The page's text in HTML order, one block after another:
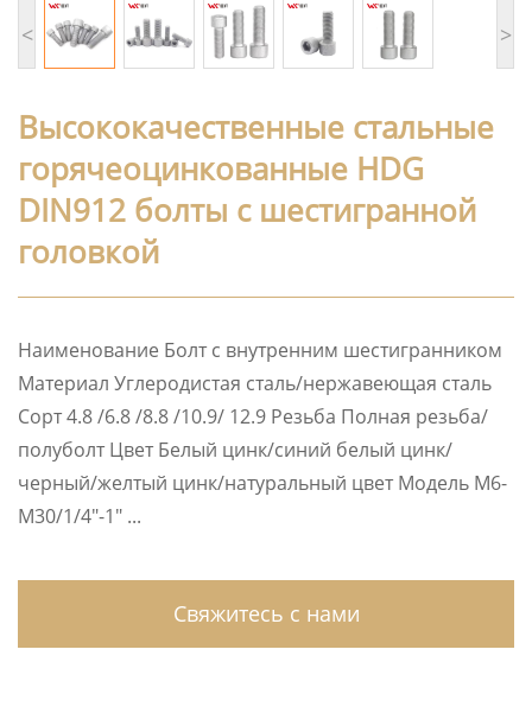
< >
Высококачественные стальные
горячеоцинкованные HDG
DIN912 болты с шестигранной
головкой
Наименование Болт с внутренним шестигранником
Материал Углеродистая сталь/нержавеющая сталь
Сорт 4.8 /6.8 /8.8 /10.9/ 12.9 Резьба Полная резьба/
полуболт Цвет Белый цинк/синий белый цинк/
черный/желтый цинк/натуральный цвет Модель M6-
M30/1/4″-1″ ...
Свяжитесь с нами